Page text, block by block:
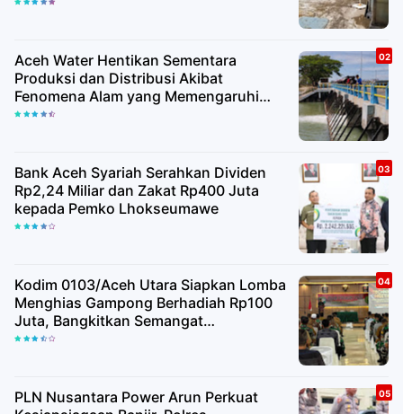
Aceh Water Hentikan Sementara
Produksi dan Distribusi Akibat
Fenomena Alam yang Memengaruhi
Kualitas Air Baku
Bank Aceh Syariah Serahkan Dividen
Rp2,24 Miliar dan Zakat Rp400 Juta
kepada Pemko Lhokseumawe
Kodim 0103/Aceh Utara Siapkan Lomba
Menghias Gampong Berhadiah Rp100
Juta, Bangkitkan Semangat
Kemerdekaan hingga Pelosok Desa
PLN Nusantara Power Arun Perkuat